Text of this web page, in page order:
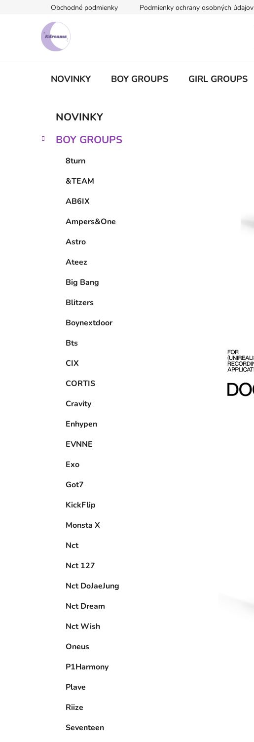
Obchodné podmienky Podmienky ochrany osobných údajov
NOVINKY BOY GROUPS GIRL GROUPS
č
Preskočiť
kategórie
e
NOVINKY
BOY GROUPS
8turn
&TEAM
AB6IX
Ampers&One
Astro
Ateez
Big Bang
Blitzers
Boynextdoor
Bts
CIX
CORTIS
Cravity
Enhypen
EVNNE
Exo
Got7
KickFlip
Monsta X
Nct
Nct 127
Nct DoJaeJung
Nct Dream
Nct Wish
Oneus
P1Harmony
Plave
Riize
Seventeen